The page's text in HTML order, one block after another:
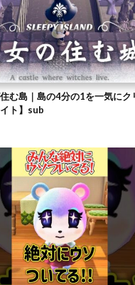
住む島｜島の4分の1を一気に
ト】sub